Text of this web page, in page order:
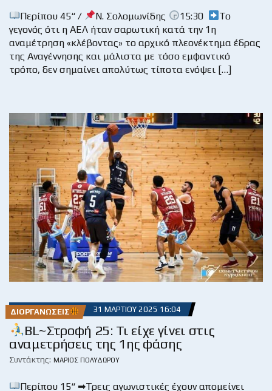
Περίπου 45“ / Ν. Σολομωνίδης 15:30
Το
γεγονός ότι η ΑΕΛ ήταν σαρωτική κατά την 1η
αναμέτρηση «κλέβοντας» το αρχικό πλεονέκτημα έδρας
της Αναγέννησης και μάλιστα με τόσο εμφαντικό
τρόπο, δεν σημαίνει απολύτως τίποτα ενόψει […]
ΔΙΟΡΓΑΝΏΣΕΙΣ 31 ΜΑΡΤΊΟΥ 2025 16:04
BL~Στροφή 25: Τι είχε γίνει στις
αναμετρήσεις της 1ης φάσης
Συντάκτης: ΜΆΡΙΟΣ ΠΟΛΥΔΏΡΟΥ
Περίπου 15“ ➡Τρεις αγωνιστικές έχουν απομείνει